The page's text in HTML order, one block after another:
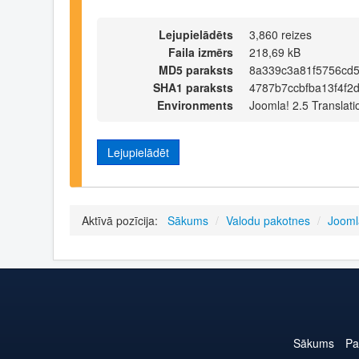
Lejupielādēts
3,860 reizes
Faila izmērs
218,69 kB
MD5 paraksts
SHA1 paraksts
Environments
Joomla! 2.5
Lejupielādēt
Aktīvā pozīcija: Sākums / Valodu pakotnes /
Sākums